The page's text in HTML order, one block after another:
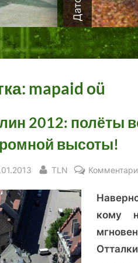
mapaid oü
2012: полёты
высоты!
By
TLN
кому